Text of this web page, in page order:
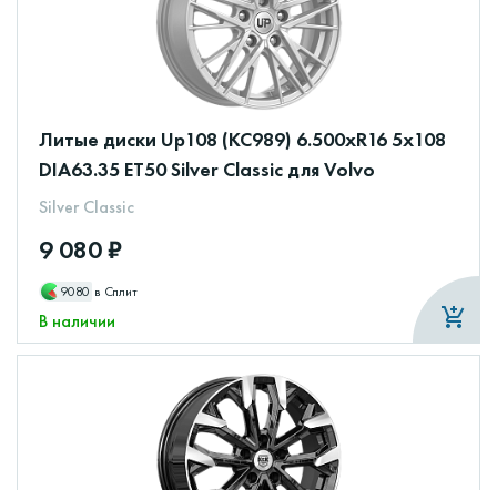
Литые диски Up108 (КС989) 6.500xR16 5x108
DIA63.35 ET50 Silver Classic для Volvo
Silver Classic
9 080 ₽
9080 в Сплит
В наличии